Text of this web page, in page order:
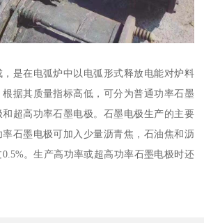
是在电弧炉中以电弧形式释放电能对炉料
据其质量指标高低，可分为普通功率石墨
超高功率石墨电极。石墨电极生产的主要
石墨电极可加入少量沥青焦，石油焦和沥
。生产高功率或超高功率石墨电极时还